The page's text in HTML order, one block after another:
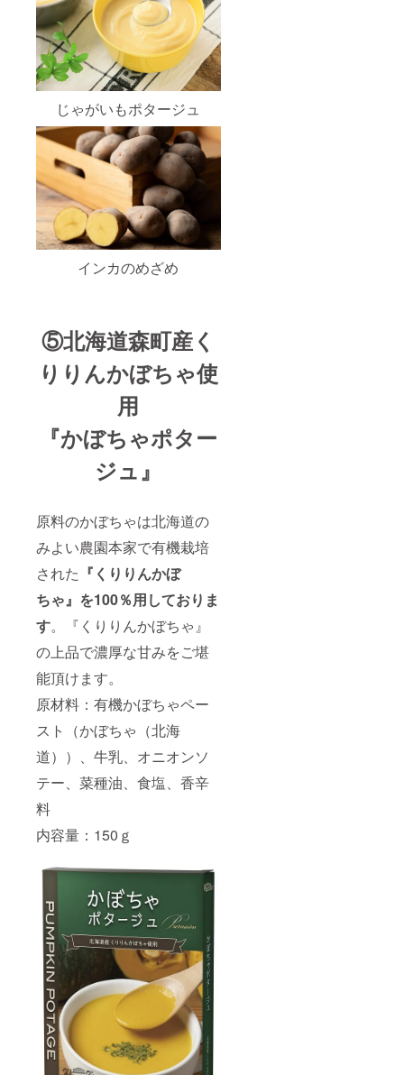
じゃがいもポタージュ
インカのめざめ
⑤北海道森町産く
りりんかぼちゃ使
用
『かぼちゃポター
ジュ』
原料のかぼちゃは北海道の
みよい農園本家で有機栽培
された 『くりりんかぼ
ちゃ』を100％用しておりま
す。『くりりんかぼちゃ』
の上品で濃厚な甘みをご堪
能頂けます。
原材料：有機かぼちゃペー
スト（かぼちゃ（北海
道））、牛乳、オニオンソ
テー、菜種油、食塩、香辛
料
内容量：150ｇ